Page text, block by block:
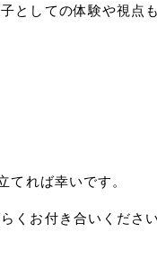
としての体験や視点
てれば幸いです。
くお付き合いください